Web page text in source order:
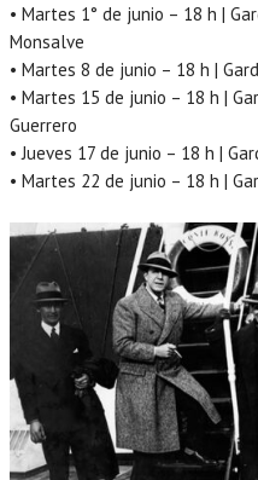
• Martes 1° de junio – 18 h |
Monsalve
• Martes 8 de junio – 18 h |
• Martes 15 de junio – 18 h |
Guerrero
• Jueves 17 de junio – 18 h |
• Martes 22 de junio – 18 h |